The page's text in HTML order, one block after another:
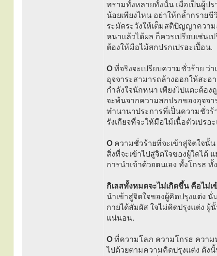
ทรามทั้งหลายทั้งนั้น เมื่อเป็นผู้ป
น้อยเพียงไหน อย่าให้กล้ำกราย
ระมัดระวังให้เต็มสติปัญญาความ
หนาแล้วได้ผล ก็ควรเปรียบเช่นเ
ต้องให้มือไม้สกปรกเปรอะเปื้อน.
O ที่จริงจะเปรียบความชั่วร้าย ว่
อุจจาระสามารถล้างออกให้สะอ
กำลังใจนักหนา เพียงไปแตะต้อง
จะพ้นจากความสกปรกของอุจจ
ทำนานาประการที่เป็นความชั่วร้
รังเกียจที่จะให้มือไม้เนื้อตัวเปรอ
O ความชั่วร้ายที่จะเข้าสู่จิตใจนั้
สิ่งที่จะเข้าไปสู่จิตใจของผู้ใดได้
การนำเข้าด้วยตนเอง ทั้งโกรธ ทั้
กิเลสทั้งหมดจะไม่เกิดขึ้น คือไม่
นำเข้าสู่จิตใจของผู้คิดปรุงแต่ง
กายได้สัมผัส ใจไม่คิดปรุงแต่ง ผู้
แน่นอน.
O ที่ความโลภ ความโกรธ ความ
ไปด้วยตามความคิดปรุงแต่ง ดังนั้